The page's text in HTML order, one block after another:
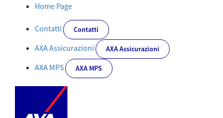
Dettaglio News - Corporate
Home Page
Contatti Contatti
AXA Assicurazioni AXA Assicurazioni
AXA MPS AXA MPS